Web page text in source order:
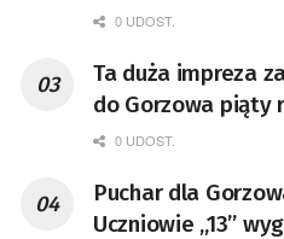
rozbudowę zajezdni
0 UDOST.
Ta duża impreza
do Gorzowa piąty
0 UDOST.
Puchar dla
Uczniowie „13”